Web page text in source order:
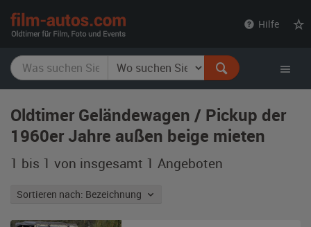
Hilfe
Oldtimer Geländewagen / Pickup der
1960er Jahre außen beige mieten
1 bis 1 von insgesamt 1 Angeboten
Sortieren nach: Bezeichnung